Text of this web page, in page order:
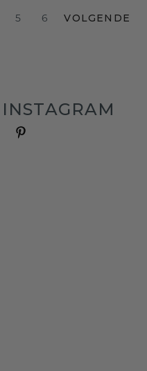
5 6 VOLGENDE